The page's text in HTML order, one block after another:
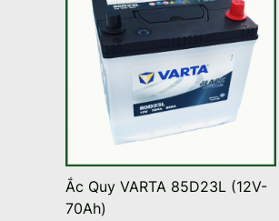
Ắc Quy VARTA 85D23L (12V-
70Ah)